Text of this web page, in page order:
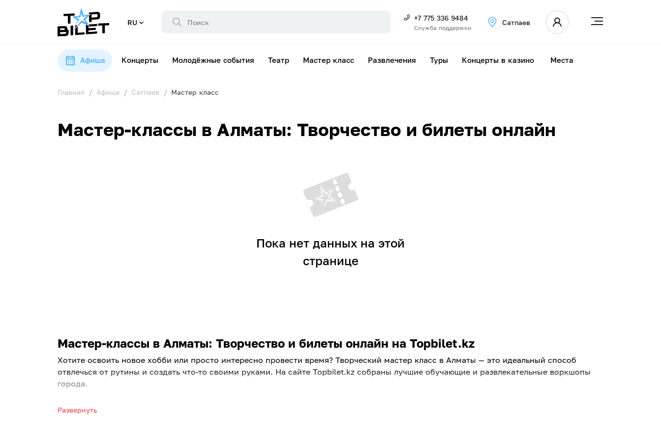
RU +7 775 336 9484
Служба поддержки
Сатпаев
Афиша Концерты Молодёжные события Театр Мастер класс Развлечения Туры Концерты в казино Места
Главная Афиша Сатпаев Мастер класс
Мастер-классы в Алматы: Творчество и билеты онлайн
Пока нет данных на этой
странице
Мастер-классы в Алматы: Творчество и билеты онлайн на Topbilet.kz
Хотите освоить новое хобби или просто интересно провести время? Творческий мастер класс в Алматы — это идеальный способ
отвлечься от рутины и создать что-то своими руками. На сайте Topbilet.kz собраны лучшие обучающие и развлекательные воркшопы
города.
Развернуть